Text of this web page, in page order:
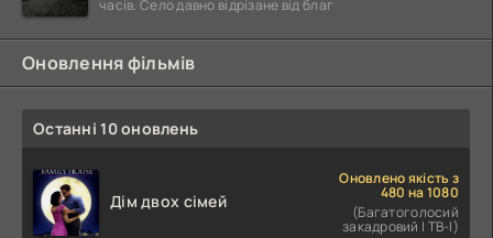
часів. Село давно відрізане від благ
Оновлення фільмів
Останні 10 оновлень
Дім двох сімей
Оновлено якість з
480 на 1080
(Багатоголосий
закадровий | ТВ-І)